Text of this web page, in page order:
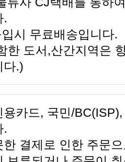
.
시 무료배송입니다.
다.)
.